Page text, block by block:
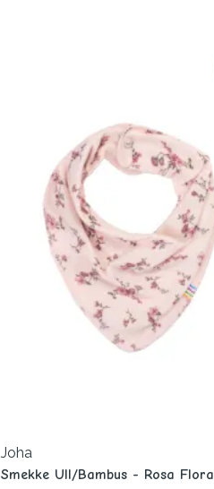
Joha
Smekke Ull/Bambus - Rosa Flora